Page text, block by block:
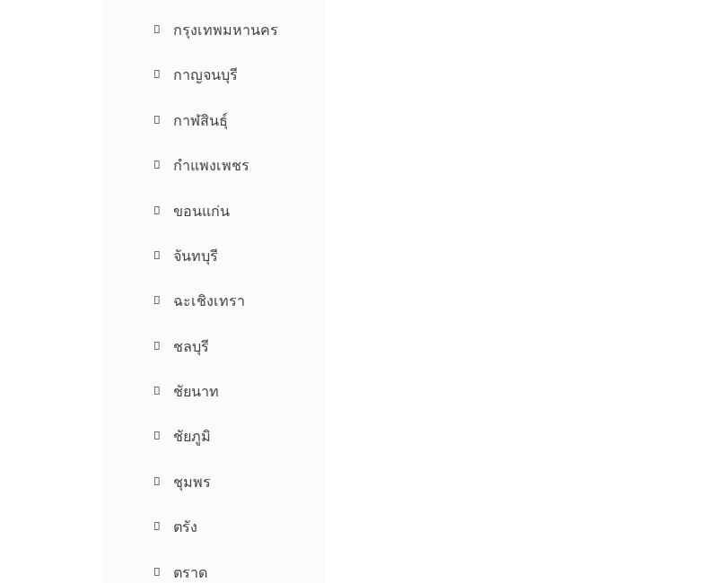
กรุงเทพมหานคร
กาญจนบุรี
กาฬสินธุ์
กำแพงเพชร
ขอนแก่น
จันทบุรี
ฉะเชิงเทรา
ชลบุรี
ชัยนาท
ชัยภูมิ
ชุมพร
ตรัง
ตราด